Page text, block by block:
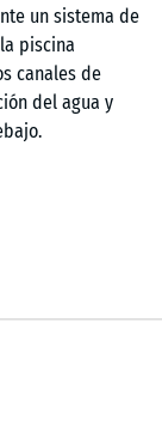
un sistema de
piscina
canales de
del agua y
entre sí sin
durante el uso
facilidad y
asfalto o
de grava. Para